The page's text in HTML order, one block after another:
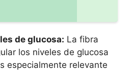
de glucosa: La fibra
los niveles de glucosa
especialmente relevante